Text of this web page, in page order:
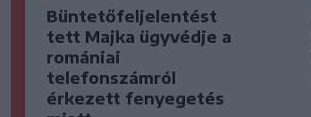
Büntetőfeljelentést
tett Majka ügyvédje a
romániai
telefonszámról
érkezett fenyegetés